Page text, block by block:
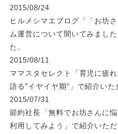
2015/08/24
ヒルメシマエブログ「「お坊
ム運営について聞いてみました
た。
2015/08/11
ママスタセレクト「育児に疲
語る”イヤイヤ期”」 で紹介いた
2015/07/31
節約社長「無料でお坊さんに
利用してみよう」 で紹介いただ